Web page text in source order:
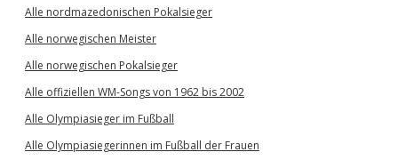
Alle nordmazedonischen Pokalsieger
Alle norwegischen Meister
Alle norwegischen Pokalsieger
Alle offiziellen WM-Songs von 1962 bis 2002
Alle Olympiasieger im Fußball
Alle Olympiasiegerinnen im Fußball der Frauen